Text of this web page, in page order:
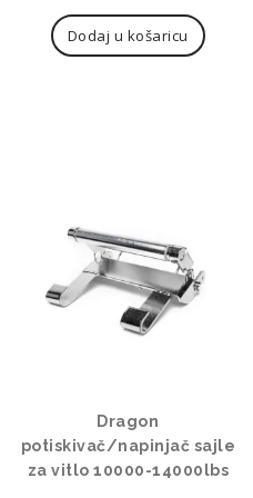
Dodaj u košaricu
Dragon
potiskivač/napinjač sajle
za vitlo 10000-14000lbs